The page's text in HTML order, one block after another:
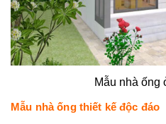
Mẫu nhà ống
Mẫu nhà ống thiết kế độc đáo